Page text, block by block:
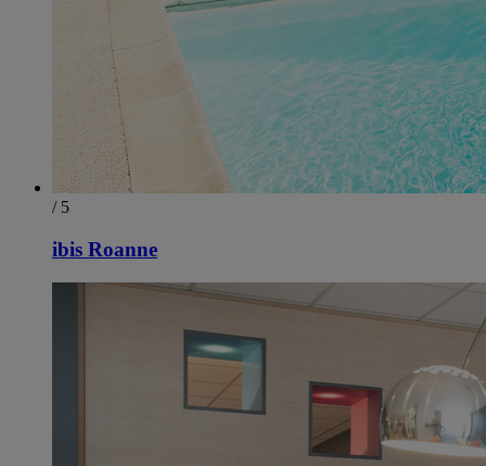
/ 5
ibis Roanne